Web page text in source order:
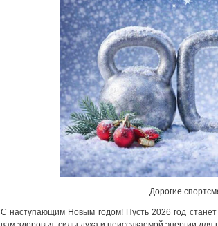
Дорогие
С наступающим Новым годом! Пусть 2026 год